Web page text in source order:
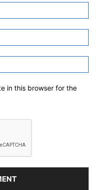
in this browser for the